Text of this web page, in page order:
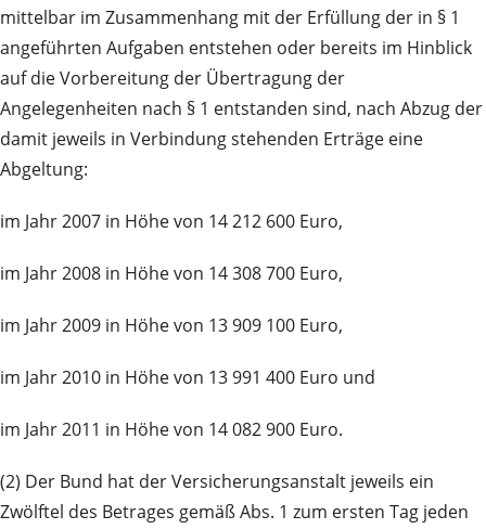
mittelbar im Zusammenhang mit der Erfüllung der in § 1
angeführten Aufgaben entstehen oder bereits im Hinblick
auf die Vorbereitung der Übertragung der
Angelegenheiten nach § 1 entstanden sind, nach Abzug der
damit jeweils in Verbindung stehenden Erträge eine
Abgeltung:
im Jahr 2007 in Höhe von 14 212 600 Euro,
im Jahr 2008 in Höhe von 14 308 700 Euro,
im Jahr 2009 in Höhe von 13 909 100 Euro,
im Jahr 2010 in Höhe von 13 991 400 Euro und
im Jahr 2011 in Höhe von 14 082 900 Euro.
(2) Der Bund hat der Versicherungsanstalt jeweils ein
Zwölftel des Betrages gemäß Abs. 1 zum ersten Tag jeden